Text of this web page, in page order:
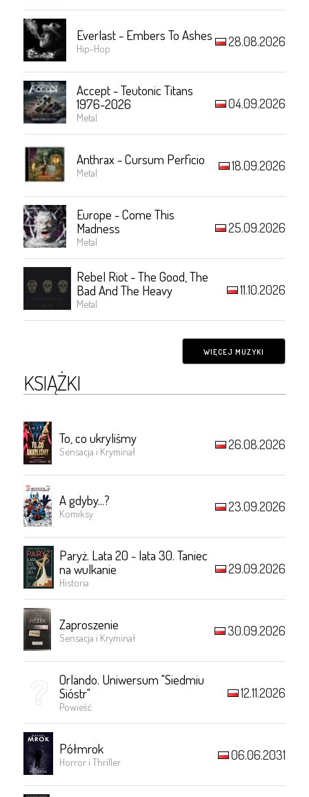
Everlast - Embers To Ashes
Hip-Hop 28.08.2026
Accept - Teutonic Titans
1976-2026
Metal
04.09.2026
Anthrax - Cursum Perficio
Metal 18.09.2026
Europe - Come This
Madness
Metal
25.09.2026
Rebel Riot - The Good, The
Bad And The Heavy
Metal
11.10.2026
WIĘCEJ MUZYKI
KSIĄŻKI
To, co ukryliśmy
Sensacja i Kryminał 26.08.2026
A gdyby...?
Komiksy 23.09.2026
Paryż. Lata 20 - lata 30. Taniec
na wulkanie
Historia
29.09.2026
Zaproszenie
Sensacja i Kryminał 30.09.2026
Orlando. Uniwersum "Siedmiu
Sióstr"
Powieść
12.11.2026
Półmrok
Horror i Thriller 06.06.2031